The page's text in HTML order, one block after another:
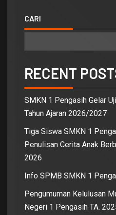
CARI
RECENT
SMKN 1 Pengasih Gelar
Tahun Ajaran 2026/2027
Tiga Siswa SMKN 1
Penulisan Cerita Anak
2026
Info SPMB SMKN 1
Pengumuman Kelulusan
Negeri 1 Pengasih TA.